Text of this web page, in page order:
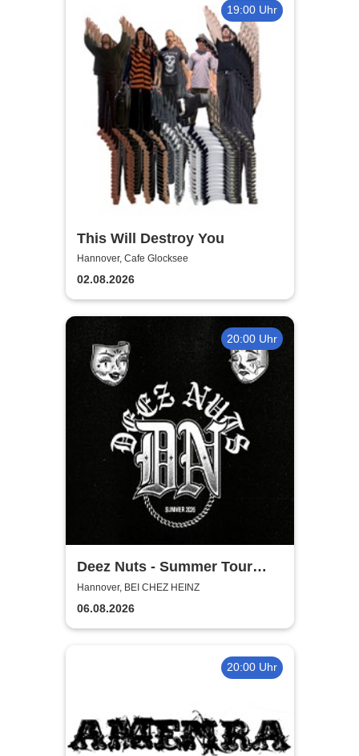
19:00 Uhr
This Will Destroy You
Hannover, Cafe Glocksee
02.08.2026
20:00 Uhr
Deez Nuts - Summer Tour
2026
Hannover, BEI CHEZ HEINZ
06.08.2026
20:00 Uhr